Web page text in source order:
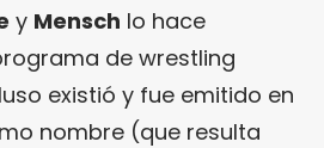
y Mensch lo hace
de wrestling
existió y fue emitido en
nombre (que resulta